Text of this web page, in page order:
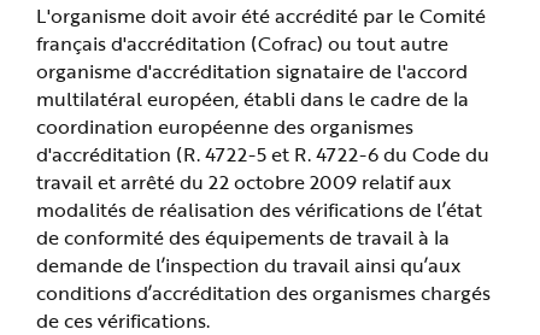
L'organisme doit avoir été accrédité par le Comité
français d'accréditation (Cofrac) ou tout autre
organisme d'accréditation signataire de l'accord
multilatéral européen, établi dans le cadre de la
coordination européenne des organismes
d'accréditation (R. 4722-5 et R. 4722-6 du Code du
travail et arrêté du 22 octobre 2009 relatif aux
modalités de réalisation des vérifications de l’état
de conformité des équipements de travail à la
demande de l’inspection du travail ainsi qu’aux
conditions d’accréditation des organismes chargés
de ces vérifications.